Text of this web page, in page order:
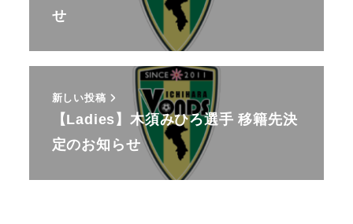
せ
新しい投稿
【Ladies】木須みひろ選手 移籍先決
定のお知らせ